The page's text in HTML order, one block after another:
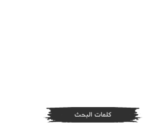
كلمات البحث